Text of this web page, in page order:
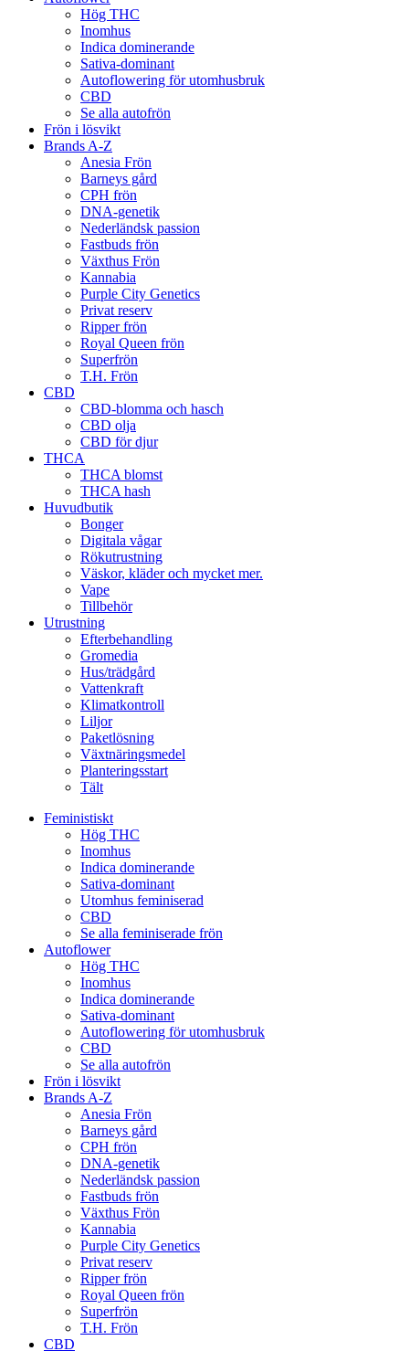
Hög THC
Inomhus
Indica dominerande
Sativa-dominant
Autoflowering för utomhusbruk
CBD
Se alla autofrön
Frön i lösvikt
Brands A-Z
Anesia Frön
Barneys gård
CPH frön
DNA-genetik
Nederländsk passion
Fastbuds frön
Växthus Frön
Kannabia
Purple City Genetics
Privat reserv
Ripper frön
Royal Queen frön
Superfrön
T.H. Frön
CBD
CBD-blomma och hasch
CBD olja
CBD för djur
THCA
THCA blomst
THCA hash
Huvudbutik
Bonger
Digitala vågar
Rökutrustning
Väskor, kläder och mycket mer.
Vape
Tillbehör
Utrustning
Efterbehandling
Gromedia
Hus/trädgård
Vattenkraft
Klimatkontroll
Liljor
Paketlösning
Växtnäringsmedel
Planteringsstart
Tält
Feministiskt
Hög THC
Inomhus
Indica dominerande
Sativa-dominant
Utomhus feminiserad
CBD
Se alla feminiserade frön
Autoflower
Hög THC
Inomhus
Indica dominerande
Sativa-dominant
Autoflowering för utomhusbruk
CBD
Se alla autofrön
Frön i lösvikt
Brands A-Z
Anesia Frön
Barneys gård
CPH frön
DNA-genetik
Nederländsk passion
Fastbuds frön
Växthus Frön
Kannabia
Purple City Genetics
Privat reserv
Ripper frön
Royal Queen frön
Superfrön
T.H. Frön
CBD